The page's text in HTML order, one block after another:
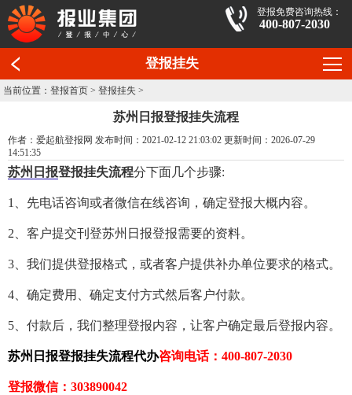
登报免费咨询热线：
400-807-2030
登报挂失
当前位置：登报首页 >登报挂失 >
苏州日报登报挂失流程
作者：爱起航登报网 发布时间：2021-02-12 21:03:02 更新时间：2026-07-29
14:51:35
苏州日报登报挂失流程分下面几个步骤:
1、先电话咨询或者微信在线咨询，确定登报大概内容。
2、客户提交刊登苏州日报登报需要的资料。
3、我们提供登报格式，或者客户提供补办单位要求的格式。
4、确定费用、确定支付方式然后客户付款。
5、付款后，我们整理登报内容，让客户确定最后登报内容。
苏州日报登报挂失流程代办咨询电话：400-807-2030
登报微信：303890042